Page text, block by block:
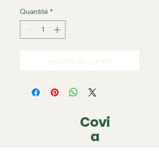
Quantité *
Covi
a